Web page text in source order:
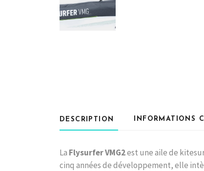
DESCRIPTION INFORMATIONS
La Flysurfer VMG2est une aile de
cinq années de développement, elle